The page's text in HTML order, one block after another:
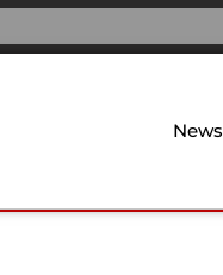
News